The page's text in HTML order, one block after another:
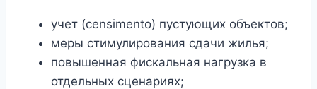
учет (censimento) пустующих объектов;
меры стимулирования сдачи жилья;
повышенная фискальная нагрузка в
отдельных сценариях;